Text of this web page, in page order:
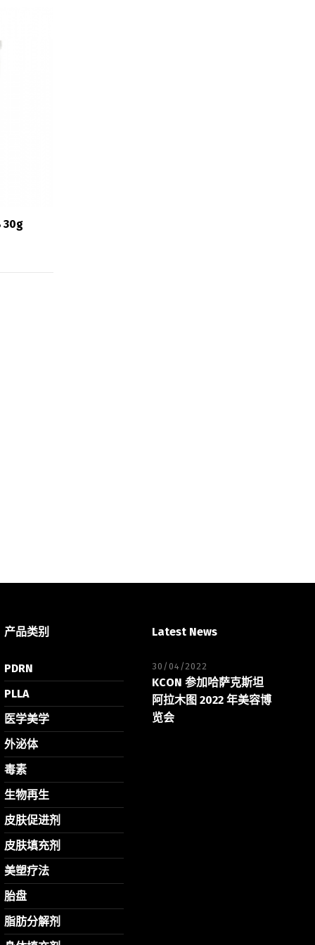
30g
产品类别
PDRN
PLLA
医学美学
外泌体
毒素
生物再生
皮肤促进剂
皮肤填充剂
美塑疗法
胎盘
脂肪分解剂
Latest News
30/04/2022
KCON 参加哈萨克斯坦
阿拉木图 2022 年美容博
览会